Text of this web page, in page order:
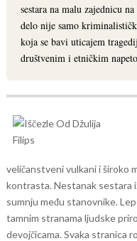
sestara na malu zajednicu
delo nije samo
koja se bavi uticajem
društvenim i etničkim
veličanstveni vulkani i široko
kontrasta. Nestanak sestara
sumnju među stanovnike.
tamnim stranama ljudske
devojčicama. Svaka stranica